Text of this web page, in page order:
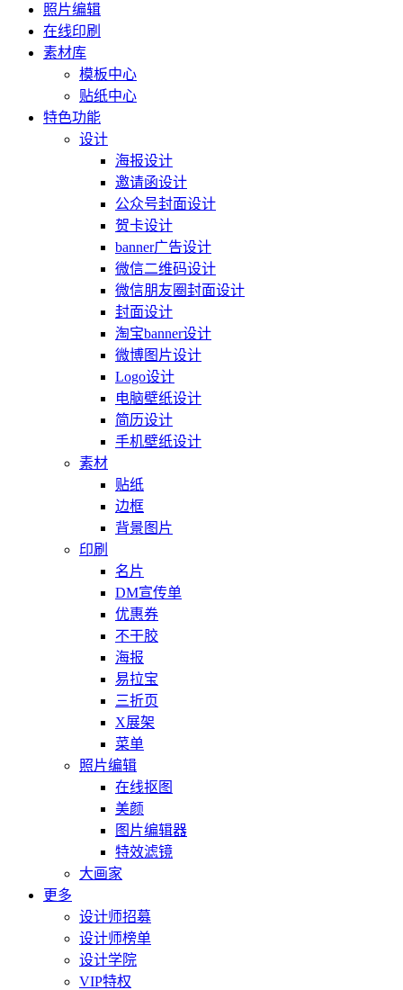
照片编辑
在线印刷
素材库
模板中心
贴纸中心
特色功能
设计
海报设计
邀请函设计
公众号封面设计
贺卡设计
banner广告设计
微信二维码设计
微信朋友圈封面设计
封面设计
淘宝banner设计
微博图片设计
Logo设计
电脑壁纸设计
简历设计
手机壁纸设计
素材
贴纸
边框
背景图片
印刷
名片
DM宣传单
优惠券
不干胶
海报
易拉宝
三折页
X展架
菜单
照片编辑
在线抠图
美颜
图片编辑器
特效滤镜
大画家
更多
设计师招募
设计师榜单
设计学院
VIP特权